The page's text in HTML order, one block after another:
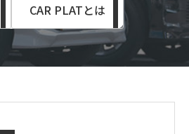
CAR PLATとは